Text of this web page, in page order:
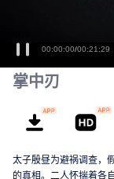
00:00:00/00:21:29
掌中刃
太子殷昼为避祸调查，
的真相。二人怀揣着各